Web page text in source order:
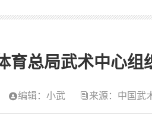
育总局武术中心
编辑：小武 来源：中国武